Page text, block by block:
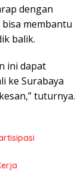
dengan
membantu
balik.
ini dapat
ke Surabaya
tuturnya.